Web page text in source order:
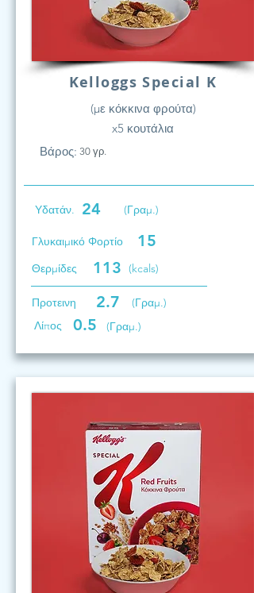
Kelloggs Special K
(με κόκκινα φρούτα)
x5 κουτάλια
Βάρος: 30 γρ.
Υδατάν. 24 (Γραμ.)
Γλυκαιμικό Φορτίο 15
Θερμίδες 113 (kcals)
Προτεινη 2.7
(Γραμ.)
Λίπος
0.5 (Γραμ.)